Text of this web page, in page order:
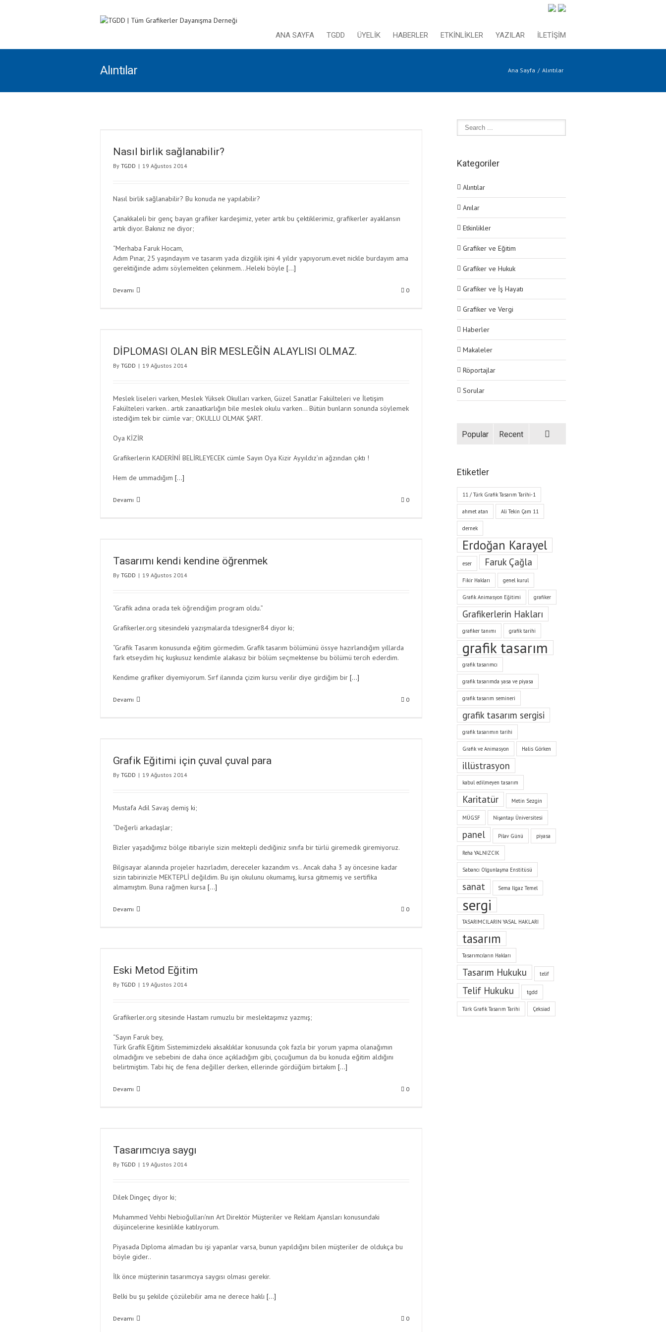
ANA SAYFA TGDD ÜYELİK HABERLER ETKİNLİKLER YAZILAR İLETİŞİM
Alıntılar Ana Sayfa Alıntılar
Nasıl birlik sağlanabilir?
By TGDD | 19 Ağustos 2014
Nasıl birlik sağlanabilir? Bu konuda ne yapılabilir?
Çanakkaleli bir genç bayan grafiker kardeşimiz, yeter artık bu çektiklerimiz, grafikerler ayaklansın
artık diyor. Bakınız ne diyor;
“Merhaba Faruk Hocam,
Adım Pınar, 25 yaşındayım ve tasarım yada dizgilik işini 4 yıldır yapıyorum.evet nickle burdayım ama
gerektiğinde adımı söylemekten çekinmem…Heleki böyle […]
Devamı 0
DİPLOMASI OLAN BİR MESLEĞİN ALAYLISI OLMAZ.
By TGDD | 19 Ağustos 2014
Meslek liseleri varken, Meslek Yüksek Okulları varken, Güzel Sanatlar Fakülteleri ve İletişim
Fakülteleri varken.. artık zanaatkarlığın bile meslek okulu varken… Bütün bunların sonunda söylemek
istediğim tek bir cümle var; OKULLU OLMAK ŞART.
Oya KİZİR
Grafikerlerin KADERİNİ BELİRLEYECEK cümle Sayın Oya Kizir Ayyıldız’ın ağzından çıktı !
Hem de ummadığım […]
Devamı 0
Tasarımı kendi kendine öğrenmek
By TGDD | 19 Ağustos 2014
“Grafik adına orada tek öğrendiğim program oldu.”
Grafikerler.org sitesindeki yazışmalarda tdesigner84 diyor ki;
“Grafik Tasarım konusunda eğitim görmedim. Grafik tasarım bölümünü össye hazırlandığım yıllarda
fark etseydim hiç kuşkusuz kendimle alakasız bir bölüm seçmektense bu bölümü tercih ederdim.
Kendime grafiker diyemiyorum. Sırf ilanında çizim kursu verilir diye girdiğim bir […]
Devamı 0
Grafik Eğitimi için çuval çuval para
By TGDD | 19 Ağustos 2014
Mustafa Adil Savaş demiş ki;
“Değerli arkadaşlar;
Bizler yaşadığımız bölge itibariyle sizin mektepli dediğiniz sınıfa bir türlü giremedik giremiyoruz.
Bilgisayar alanında projeler hazırladım, dereceler kazandım vs.. Ancak daha 3 ay öncesine kadar
sizin tabirinizle MEKTEPLİ değildim. Bu işin okulunu okumamış, kursa gitmemiş ve sertifika
almamıştım. Buna rağmen kursa […]
Devamı 0
Eski Metod Eğitim
By TGDD | 19 Ağustos 2014
Grafikerler.org sitesinde Hastam rumuzlu bir meslektaşımız yazmış;
“Sayın Faruk bey,
Türk Grafik Eğitim Sistemimizdeki aksaklıklar konusunda çok fazla bir yorum yapma olanağımın
olmadığını ve sebebini de daha önce açıkladığım gibi, çocuğumun da bu konuda eğitim aldığını
belirtmiştim. Tabi hiç de fena değiller derken, ellerinde gördüğüm birtakım […]
Devamı 0
Tasarımcıya saygı
By TGDD | 19 Ağustos 2014
Dilek Dingeç diyor ki;
Muhammed Vehbi Nebioğulları’nın Art Direktör Müşteriler ve Reklam Ajansları konusundaki
düşüncelerine kesinlikle katılıyorum.
Piyasada Diploma almadan bu işi yapanlar varsa, bunun yapıldığını bilen müşteriler de oldukça bu
böyle gider..
İlk önce müşterinin tasarımcıya saygısı olması gerekir.
Belki bu şu şekilde çözülebilir ama ne derece haklı […]
Devamı 0
Kategoriler
Alıntılar
Anılar
Etkinlikler
Grafiker ve Eğitim
Grafiker ve Hukuk
Grafiker ve İş Hayatı
Grafiker ve Vergi
Haberler
Makaleler
Röportajlar
Sorular
Popular Recent
Etiketler
11 / Türk Grafik Tasarım Tarihi-1
ahmet atan Ali Tekin Çam 11
dernek
Erdoğan Karayel
eser Faruk Çağla
Fikir Hakları genel kurul
Grafik Animasyon Eğitimi grafiker
Grafikerlerin Hakları
grafiker tanımı grafik tarihi
grafik tasarım
grafik tasarımcı
grafik tasarımda yasa ve piyasa
grafik tasarım semineri
grafik tasarım sergisi
grafik tasarımın tarihi
Grafik ve Animasyon Halis Görken
illüstrasyon
kabul edilmeyen tasarım
Karitatür Metin Sezgin
MÜGSF Nişantaşı Üniversitesi
panel Pilav Günü piyasa
Reha YALNIZCIK
Sabancı Olgunlaşma Enstitüsü
sanat Sema Ilgaz Temel
sergi
TASARIMCILARIN YASAL HAKLARI
tasarım
Tasarımcıların Hakları
Tasarım Hukuku telif
Telif Hukuku tgdd
Türk Grafik Tasarım Tarihi Çeksiad